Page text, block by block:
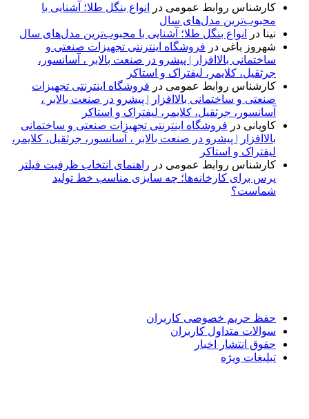
کارشناس روابط عمومی در
انواع بنگل طلا؛ آشنایی با
محبوب‌ترین مدل‌های سال
نینا در
انواع بنگل طلا؛ آشنایی با محبوب‌ترین مدل‌های سال
شهروز باغی در فروشگاه اینترنتی تجهیزات صنعتی و
ساختمانی بالاافزار | پیشرو در صنعت بالابر ، آسانسور،
جرثقیل، کلایمر، لیفتراک و استاکر
کارشناس روابط عمومی در فروشگاه اینترنتی تجهیزات
صنعتی و ساختمانی بالاافزار | پیشرو در صنعت بالابر ،
آسانسور، جرثقیل، کلایمر، لیفتراک و استاکر
کاویانی در فروشگاه اینترنتی تجهیزات صنعتی و ساختمانی
بالاافزار | پیشرو در صنعت بالابر ، آسانسور، جرثقیل، کلایمر،
لیفتراک و استاکر
کارشناس روابط عمومی در راهنمای انتخاب ظرفیت فیلتر
پرس برای کارخانه‌ها؛ چه سایزی مناسب خط تولید
شماست؟
حفظ حریم خصوصی کاربران
سوالات متداول کاربران
حقوق انتشار اخبار
تبلیغات ویژه